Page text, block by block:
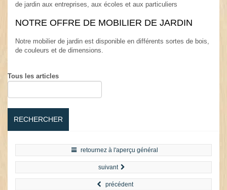
de jardin aux entreprises, aux écoles et aux particuliers
NOTRE OFFRE DE MOBILIER DE JARDIN
Notre mobilier de jardin est disponible en différents sortes de bois,
de couleurs et de dimensions.
Tous les articles
RECHERCHER
retournez à l'aperçu général
suivant
précédent